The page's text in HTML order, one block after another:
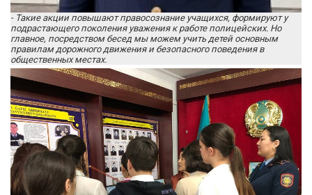
- Такие акции повышают правосознание учащихся, формируют у
подрастающего поколения уважения к работе полицейских. Но
главное, посредством бесед мы можем учить детей основным
правилам дорожного движения и безопасного поведения в
общественных местах.